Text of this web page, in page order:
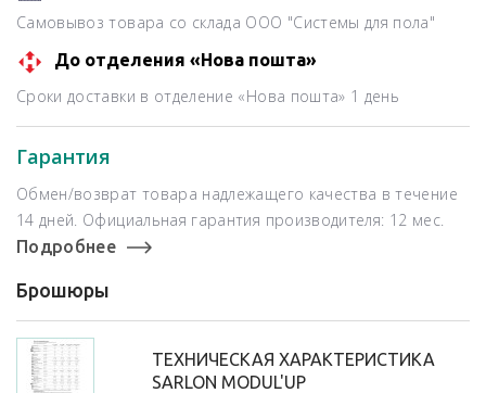
Самовывоз товара со склада ООО "Системы для пола"
До отделения «Нова пошта»
Сроки доставки в отделение «Нова пошта» 1 день
Гарантия
Обмен/возврат товара надлежащего качества в течение
14 дней. Официальная гарантия производителя: 12 мес.
Подробнее
Брошюры
ТЕХНИЧЕСКАЯ ХАРАКТЕРИСТИКА
SARLON MODUL'UP